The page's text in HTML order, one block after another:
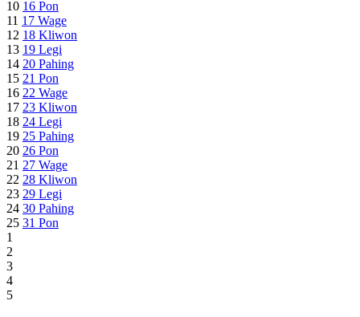
10 16 Pon
11 17 Wage
12 18 Kliwon
13 19 Legi
14 20 Pahing
15 21 Pon
16 22 Wage
17 23 Kliwon
18 24 Legi
19 25 Pahing
20 26 Pon
21 27 Wage
22 28 Kliwon
23 29 Legi
24 30 Pahing
25 31 Pon
1
2
3
4
5